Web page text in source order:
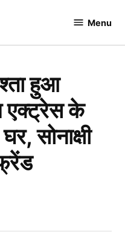
Menu
हुआ
एक्ट्रेस के
सोनाक्षी